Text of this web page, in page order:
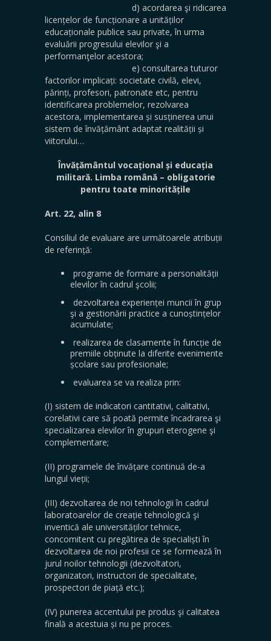
d) acordarea şi ridicarea
licențelor de funcționare a unităților
educaționale publice sau private, în urma
evaluării progresului elevilor şi a
performanţelor acestora;
e) consultarea tuturor
factorilor implicați: societate civilă, elevi,
părinți, profesori, patronate etc, pentru
identificarea problemelor, rezolvarea
acestora, implementarea și susținerea unui
sistem de învățământ adaptat realității și
viitorului…
Învățământul vocațional și educația
militară. Limba română – obligatorie
pentru toate minoritățile
Art. 22, alin 8
Consiliul de evaluare are următoarele atribuții
de referință:
programe de formare a personalității
elevilor în cadrul şcolii;
dezvoltarea experienței muncii în grup
şi a gestionării practice a cunoștințelor
acumulate;
realizarea de clasamente în funcție de
premiile obținute la diferite evenimente
școlare sau profesionale;
evaluarea se va realiza prin:
(I) sistem de indicatori cantitativi, calitativi,
corelativi care să poată permite încadrarea şi
specializarea elevilor în grupuri eterogene şi
complementare;
(II) programele de învățare continuă de-a
lungul vieții;
(III) dezvoltarea de noi tehnologii în cadrul
laboratoarelor de creație tehnologică şi
inventică ale universităților tehnice,
concomitent cu pregătirea de specialiști în
dezvoltarea de noi profesii ce se formează în
jurul noilor tehnologii (dezvoltatori,
organizatori, instructori de specialitate,
prospectori de piață etc.);
(IV) punerea accentului pe produs şi calitatea
finală a acestuia și nu pe proces.